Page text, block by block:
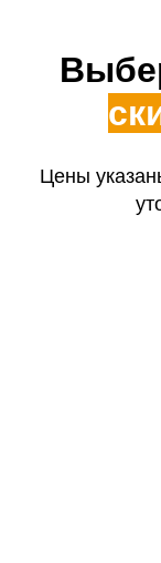
Цены